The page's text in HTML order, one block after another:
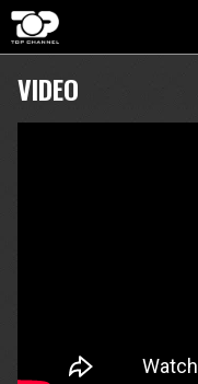
VIDEO